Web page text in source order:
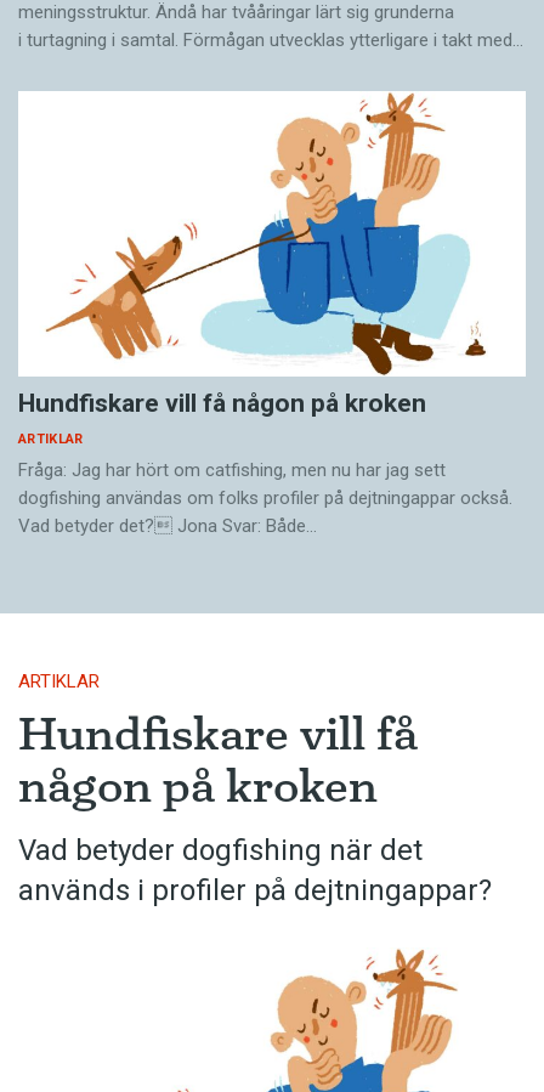
meningsstruktur. Ändå har tvååringar lärt sig grunderna
i turtagning i samtal. Förmågan utvecklas ytterligare i takt med…
Hundfiskare vill få någon på kroken
ARTIKLAR
Fråga: Jag har hört om catfishing, men nu har jag sett
dogfishing användas om folks profiler på dejtningappar också.
Vad betyder det? Jona Svar: Både…
ARTIKLAR
Hundfiskare vill få
någon på kroken
Vad betyder dogfishing när det
används i profiler på dejtningappar?